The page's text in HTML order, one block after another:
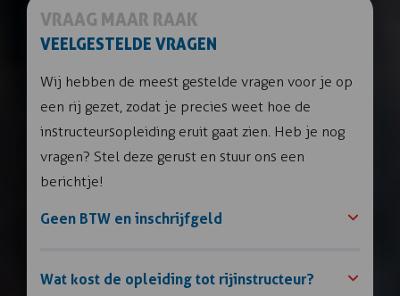
VRAAG MAAR RAAK
VEELGESTELDE VRAGEN
Wij hebben de meest gestelde vragen voor je op
een rij gezet, zodat je precies weet hoe de
instructeursopleiding eruit gaat zien. Heb je nog
vragen? Stel deze gerust en stuur ons een
berichtje!
Geen BTW en inschrijfgeld
Wat kost de opleiding tot rijinstructeur?